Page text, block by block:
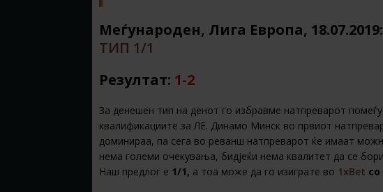
Меѓународен, Лига Европа,
ТИП 1/1
Резултат: 1-2
За денешен тип на денот го избравме натпреварот
квалификациите за ЛЕ. Динамо Минск во првиот
доминираа, па сега во реванш натпреварот ќе имаат
нема големи очекувања, бидјеќи нема квалитет да се
Наш предлог е 1/1, а тоа може да го изиграте во 1xBet